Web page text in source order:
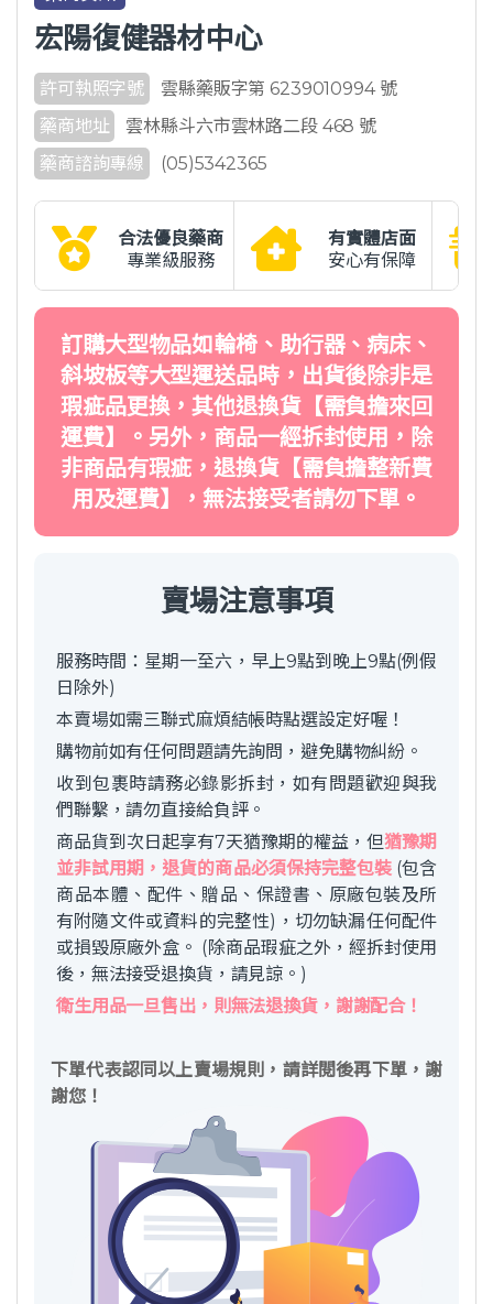
宏陽復健器材中心
許可執照字號
雲縣藥販字第 6239010994 號
藥商地址
雲林縣斗六市雲林路二段 468 號
藥商諮詢專線
(05)5342365
合法優良藥商
專業級服務
有實體店面
安心有保障
訂購大型物品如輪椅、助行器、病床、
斜坡板等大型運送品時，出貨後除非是
瑕疵品更換，其他退換貨【需負擔來回
運費】。另外，商品一經拆封使用，除
非商品有瑕疵，退換貨【需負擔整新費
用及運費】，無法接受者請勿下單。
賣場注意事項
服務時間：星期一至六，早上9點到晚上9點(例假
日除外)
本賣場如需三聯式麻煩結帳時點選設定好喔！
購物前如有任何問題請先詢問，避免購物糾紛。
收到包裹時請務必錄影拆封，如有問題歡迎與我
們聯繫，請勿直接給負評。
商品貨到次日起享有7天猶豫期的權益，但猶豫期
並非試用期，退貨的商品必須保持完整包裝(包含
商品本體、配件、贈品、保證書、原廠包裝及所
有附隨文件或資料的完整性)，切勿缺漏任何配件
或損毀原廠外盒。 (除商品瑕疵之外，經拆封使用
後，無法接受退換貨，請見諒。)
衛生用品一旦售出，則無法退換貨，謝謝配合！
下單代表認同以上賣場規則，請詳閱後再下單，謝
謝您！